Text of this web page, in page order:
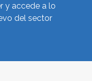
y accede a lo
del sector